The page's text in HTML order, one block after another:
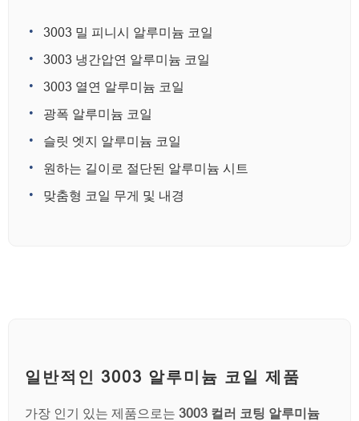
3003 밀 피니시 알루미늄 코일
3003 냉간압연 알루미늄 코일
3003 열연 알루미늄 코일
광폭 알루미늄 코일
슬릿 엣지 알루미늄 코일
원하는 길이로 절단된 알루미늄 시트
맞춤형 코일 무게 및 내경
일반적인 3003 알루미늄 코일 제품
가장 인기 있는 제품으로는 3003 컬러 코팅 알루미늄